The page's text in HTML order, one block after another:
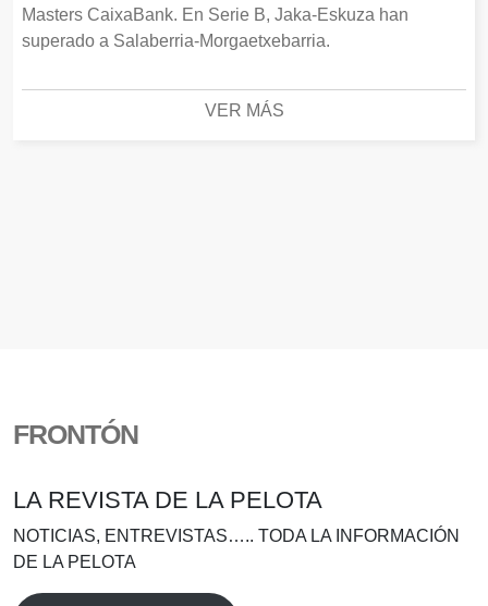
Masters CaixaBank. En Serie B, Jaka-Eskuza han
superado a Salaberria-Morgaetxebarria.
VER MÁS
FRONTÓN
LA REVISTA DE LA PELOTA
NOTICIAS, ENTREVISTAS….. TODA LA INFORMACIÓN
DE LA PELOTA